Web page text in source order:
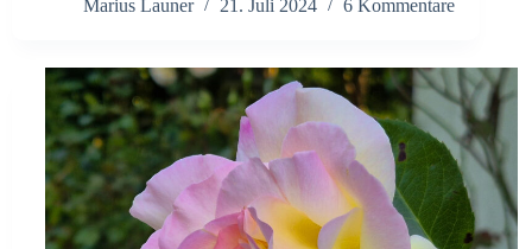
Marius Launer
21. Juli 2024 6 Kommentare